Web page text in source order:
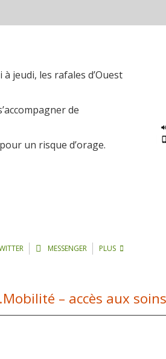
jeudi, les rafales d’Ouest
de
un risque d’orage.
MESSENGER PLUS
en 1 an